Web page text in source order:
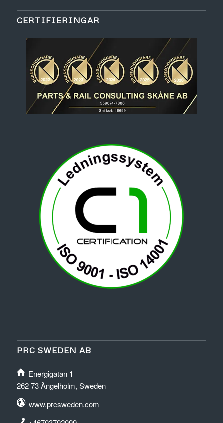
CERTIFIERINGAR
PRC SWEDEN AB
Energigatan 1
262 73 Ängelholm, Sweden
www.prcsweden.com